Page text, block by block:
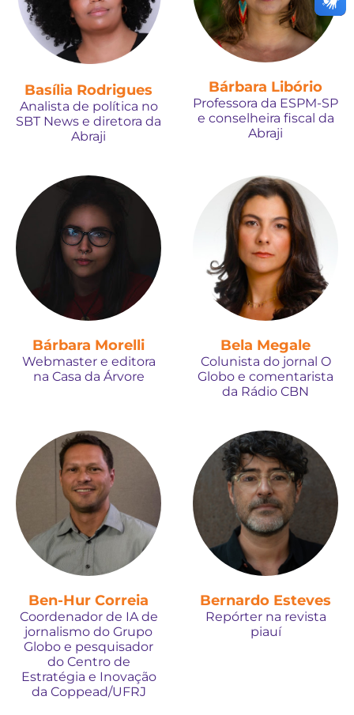
Basília Rodrigues
Analista de política no
SBT News e diretora da
Abraji
Bárbara Libório
Professora da ESPM-SP
e conselheira fiscal da
Abraji
Bárbara Morelli
Webmaster e editora
na Casa da Árvore
Bela Megale
Colunista do jornal O
Globo e comentarista
da Rádio CBN
Ben-Hur Correia
Coordenador de IA de
jornalismo do Grupo
Globo e pesquisador
do Centro de
Estratégia e Inovação
da Coppead/UFRJ
Bernardo Esteves
Repórter na revista
piauí